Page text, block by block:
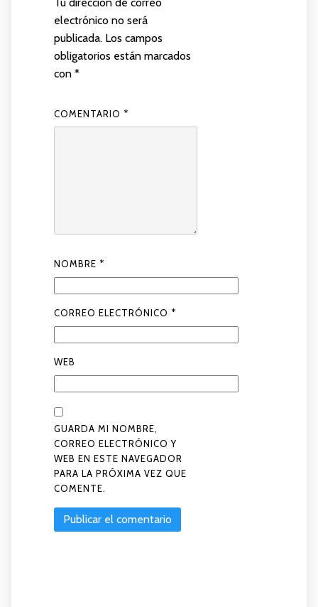
electrónico no será
publicada. Los campos
obligatorios están marcados
con *
COMENTARIO *
NOMBRE *
CORREO ELECTRÓNICO *
WEB
GUARDA MI NOMBRE,
CORREO ELECTRÓNICO Y
WEB EN ESTE NAVEGADOR
PARA LA PRÓXIMA VEZ QUE
COMENTE.